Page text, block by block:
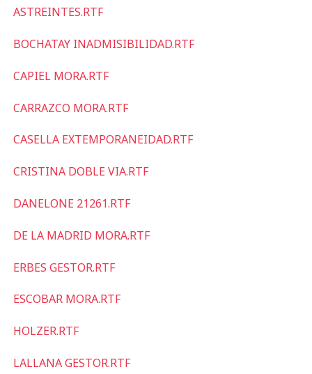
ASTREINTES.RTF
BOCHATAY INADMISIBILIDAD.RTF
CAPIEL MORA.RTF
CARRAZCO MORA.RTF
CASELLA EXTEMPORANEIDAD.RTF
CRISTINA DOBLE VIA.RTF
DANELONE 21261.RTF
DE LA MADRID MORA.RTF
ERBES GESTOR.RTF
ESCOBAR MORA.RTF
HOLZER.RTF
LALLANA GESTOR.RTF